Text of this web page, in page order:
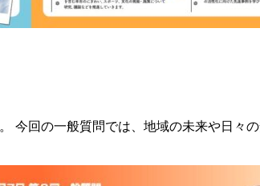
今回の一般質問では、地域の未来や日